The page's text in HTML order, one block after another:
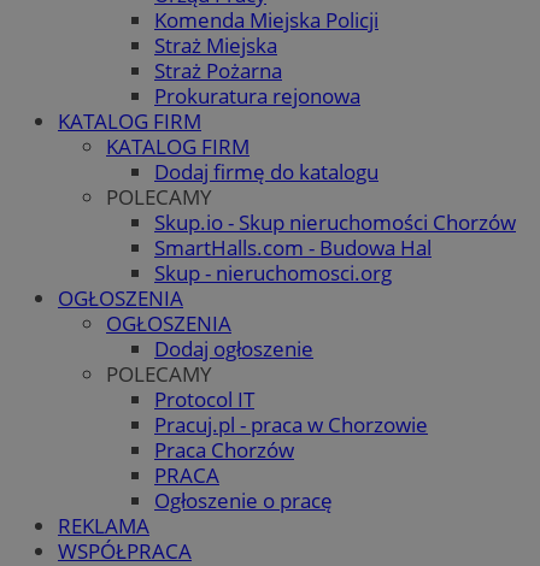
Komenda Miejska Policji
Straż Miejska
Straż Pożarna
Prokuratura rejonowa
KATALOG FIRM
KATALOG FIRM
Dodaj firmę do katalogu
POLECAMY
Skup.io - Skup nieruchomości Chorzów
SmartHalls.com - Budowa Hal
Skup - nieruchomosci.org
OGŁOSZENIA
OGŁOSZENIA
Dodaj ogłoszenie
POLECAMY
Protocol IT
Pracuj.pl - praca w Chorzowie
Praca Chorzów
PRACA
Ogłoszenie o pracę
REKLAMA
WSPÓŁPRACA